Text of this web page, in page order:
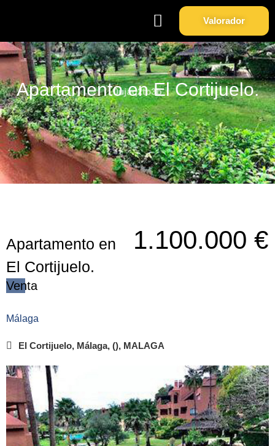
Valorador
Apartamento en El Cortijuelo.
Apartamento en
El Cortijuelo.
1.100.000 €
Venta
Málaga
El Cortijuelo, Málaga, (), MALAGA